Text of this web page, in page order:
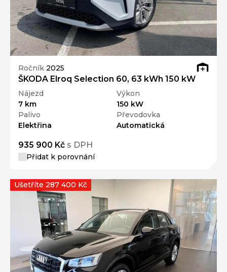
Ročník 2025
ŠKODA Elroq Selection 60, 63 kWh 150 kW
Nájezd
7 km
Výkon
150 kW
Palivo
Elektřina
Převodovka
Automatická
935 900 Kč s DPH
Přidat k porovnání
Ušetříte 287 400 Kč